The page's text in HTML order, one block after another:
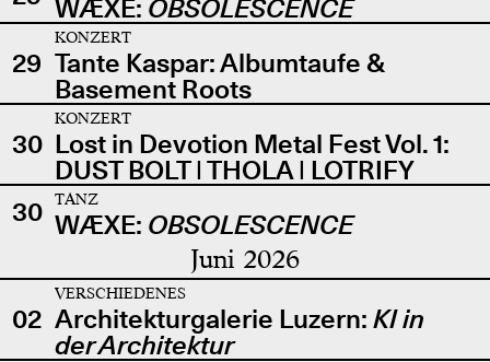
WÆXE: OBSOLESCENCE
29
KONZERT
Tante Kaspar: Albumtaufe &
Basement Roots
30
KONZERT
Lost in Devotion Metal Fest Vol. 1:
DUST BOLT | THOLA | LOTRIFY
30
TANZ
WÆXE: OBSOLESCENCE
Juni 2026
02
VERSCHIEDENES
Architekturgalerie Luzern: KI in
der Architektur